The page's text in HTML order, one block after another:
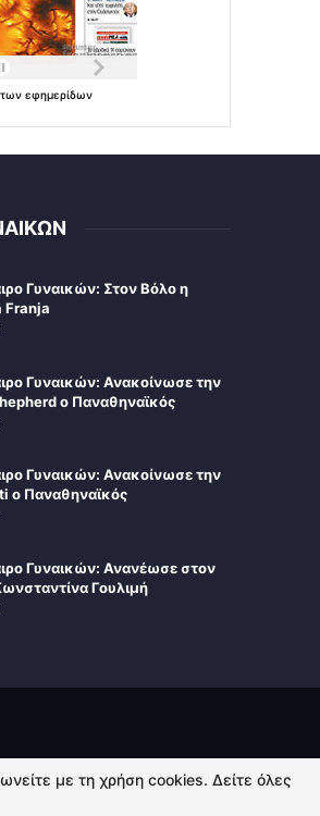
τωνεφημερίδων
Γυναικών: Στον Βόλο η
Franja
Γυναικών: Ανακοίνωσε την
ο Παναθηναϊκός
Γυναικών: Ανακοίνωσε την
ο Παναθηναϊκός
Γυναικών: Ανανέωσε στον
Γουλιμή
με τη χρήση cookies. Δείτε όλες